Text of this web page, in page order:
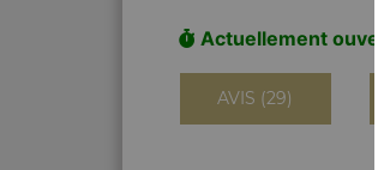
Actuellement ouvert
AVIS (29)